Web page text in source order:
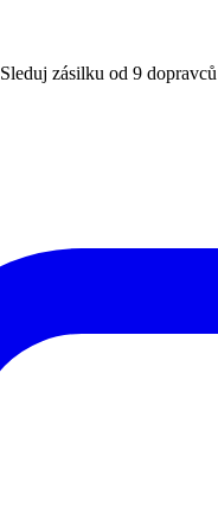
Sleduj zásilku od 9